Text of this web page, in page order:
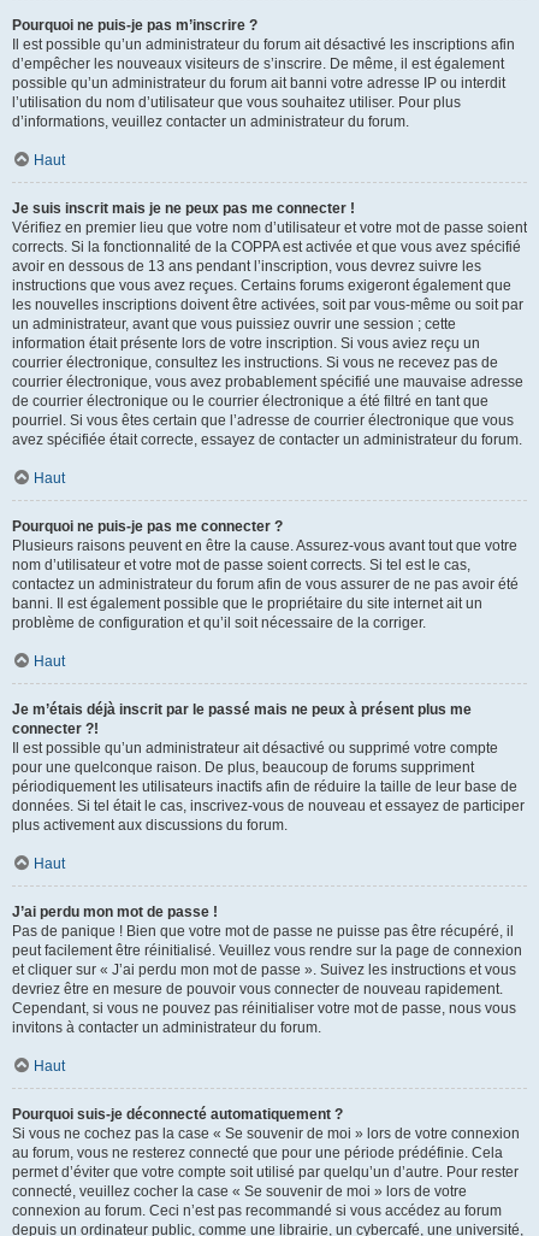
Pourquoi ne puis-je pas m’inscrire ?
Il est possible qu’un administrateur du forum ait désactivé les inscriptions afin
d’empêcher les nouveaux visiteurs de s’inscrire. De même, il est également
possible qu’un administrateur du forum ait banni votre adresse IP ou interdit
l’utilisation du nom d’utilisateur que vous souhaitez utiliser. Pour plus
d’informations, veuillez contacter un administrateur du forum.
Haut
Je suis inscrit mais je ne peux pas me connecter !
Vérifiez en premier lieu que votre nom d’utilisateur et votre mot de passe soient
corrects. Si la fonctionnalité de la COPPA est activée et que vous avez spécifié
avoir en dessous de 13 ans pendant l’inscription, vous devrez suivre les
instructions que vous avez reçues. Certains forums exigeront également que
les nouvelles inscriptions doivent être activées, soit par vous-même ou soit par
un administrateur, avant que vous puissiez ouvrir une session ; cette
information était présente lors de votre inscription. Si vous aviez reçu un
courrier électronique, consultez les instructions. Si vous ne recevez pas de
courrier électronique, vous avez probablement spécifié une mauvaise adresse
de courrier électronique ou le courrier électronique a été filtré en tant que
pourriel. Si vous êtes certain que l’adresse de courrier électronique que vous
avez spécifiée était correcte, essayez de contacter un administrateur du forum.
Haut
Pourquoi ne puis-je pas me connecter ?
Plusieurs raisons peuvent en être la cause. Assurez-vous avant tout que votre
nom d’utilisateur et votre mot de passe soient corrects. Si tel est le cas,
contactez un administrateur du forum afin de vous assurer de ne pas avoir été
banni. Il est également possible que le propriétaire du site internet ait un
problème de configuration et qu’il soit nécessaire de la corriger.
Haut
Je m’étais déjà inscrit par le passé mais ne peux à présent plus me
connecter ?!
Il est possible qu’un administrateur ait désactivé ou supprimé votre compte
pour une quelconque raison. De plus, beaucoup de forums suppriment
périodiquement les utilisateurs inactifs afin de réduire la taille de leur base de
données. Si tel était le cas, inscrivez-vous de nouveau et essayez de participer
plus activement aux discussions du forum.
Haut
J’ai perdu mon mot de passe !
Pas de panique ! Bien que votre mot de passe ne puisse pas être récupéré, il
peut facilement être réinitialisé. Veuillez vous rendre sur la page de connexion
et cliquer sur « J’ai perdu mon mot de passe ». Suivez les instructions et vous
devriez être en mesure de pouvoir vous connecter de nouveau rapidement.
Cependant, si vous ne pouvez pas réinitialiser votre mot de passe, nous vous
invitons à contacter un administrateur du forum.
Haut
Pourquoi suis-je déconnecté automatiquement ?
Si vous ne cochez pas la case « Se souvenir de moi » lors de votre connexion
au forum, vous ne resterez connecté que pour une période prédéfinie. Cela
permet d’éviter que votre compte soit utilisé par quelqu’un d’autre. Pour rester
connecté, veuillez cocher la case « Se souvenir de moi » lors de votre
connexion au forum. Ceci n’est pas recommandé si vous accédez au forum
depuis un ordinateur public, comme une librairie, un cybercafé, une université,